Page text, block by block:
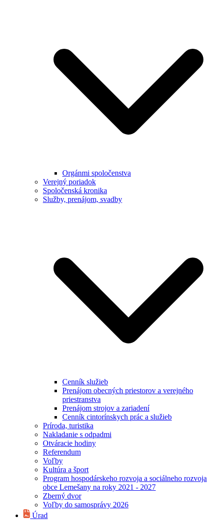
Orgánmi spoločenstva
Verejný poriadok
Spoločenská kronika
Služby, prenájom, svadby
Cenník služieb
Prenájom obecných priestorov a verejného
priestranstva
Prenájom strojov a zariadení
Cenník cintorínskych prác a služieb
Príroda, turistika
Nakladanie s odpadmi
Otváracie hodiny
Referendum
Voľby
Kultúra a šport
Program hospodárskeho rozvoja a sociálneho rozvoja
obce Lemešany na roky 2021 - 2027
Zberný dvor
Voľby do samosprávy 2026
Úrad